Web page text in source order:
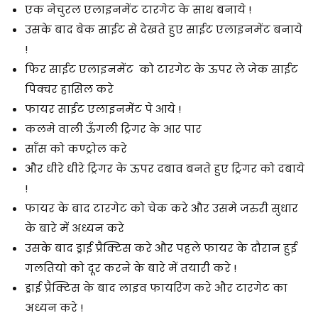
एक नेचुरल एलाइनमेंट टारगेट के साथ बनाये !
उसके बाद बेक साईट से देखते हुए साईट एलाइनमेंट बनाये
!
फिर साईट एलाइनमेंट को टारगेट के ऊपर ले जेक साईट
पिक्चर हासिल करे
फायर साईट एलाइनमेंट पे आये !
कलमे वाली ऊँगली ट्रिगर के आर पार
साँस को कण्ट्रोल करे
और धीरे धीरे ट्रिगर के ऊपर दबाव बनते हुए ट्रिगर को दबाये
!
फायर के बाद टारगेट को चेक करे और उसमे जरुरी सुधार
के बारे में अध्यन करे
उसके बाद ड्राई प्रैक्टिस करे और पहले फायर के दौरान हुई
गलतियो को दूर करने के बारे में तयारी करे !
ड्राई प्रैक्टिस के बाद लाइव फायरिंग करे और टारगेट का
अध्यन करे !